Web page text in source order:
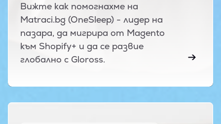
Вижте как помогнахме на
Matraci.bg (OneSleep) - лидер на
пазара, да мигрира от Magento
към Shopify+ и да се развие
глобално с Gloross.